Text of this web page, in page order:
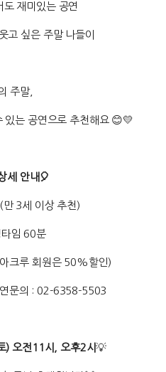
재미있는 공연
고 싶은 주말 나들이
주말,
있는 공연으로 추천해요 😊💛
세 안내🎈
만 3세 이상 추천)
타임 60분
크루 회원은 50%할인)
문의 : 02-6358-5503
) 오전11시, 오후2시💡